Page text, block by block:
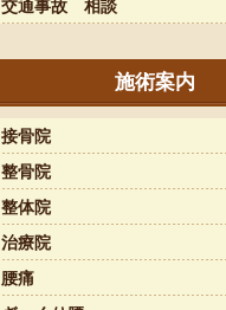
交通事故 相談
施術案内
接骨院
整骨院
整体院
治療院
腰痛